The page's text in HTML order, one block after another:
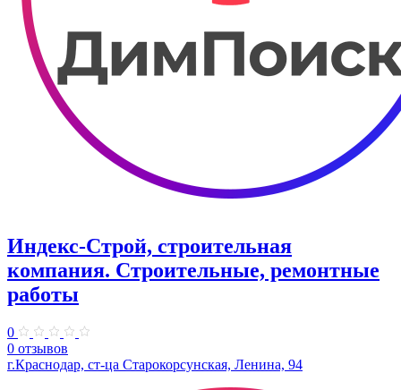
Индекс-Строй, строительная
компания. Строительные, ремонтные
работы
0
0 отзывов
г.Краснодар, ст-ца Старокорсунская, Ленина, 94